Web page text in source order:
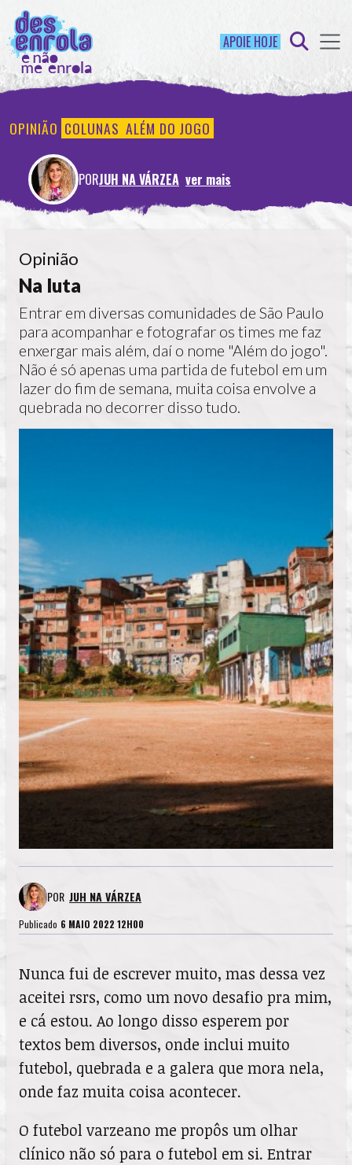
APOIE HOJE
OPINIÃO COLUNAS ALÉM DO JOGO
PORJUH NA VÁRZEA ver mais
Opinião
Na luta
Entrar em diversas comunidades de São Paulo
para acompanhar e fotografar os times me faz
enxergar mais além, daí o nome "Além do jogo".
Não é só apenas uma partida de futebol em um
lazer do fim de semana, muita coisa envolve a
quebrada no decorrer disso tudo.
POR JUH NA VÁRZEA
Publicado 6 MAIO 2022 12H00
Nunca fui de escrever muito, mas dessa vez
aceitei rsrs, como um novo desafio pra mim,
e cá estou. Ao longo disso esperem por
textos bem diversos, onde inclui muito
futebol, quebrada e a galera que mora nela,
onde faz muita coisa acontecer.
O futebol varzeano me propôs um olhar
clínico não só para o futebol em si. Entrar